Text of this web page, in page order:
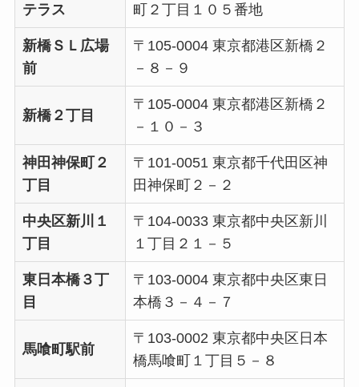
テラス
町２丁目１０５番地
新橋ＳＬ広場
前
〒105-0004 東京都港区新橋２
－８－９
新橋２丁目
〒105-0004 東京都港区新橋２
－１０－３
神田神保町２
丁目
〒101-0051 東京都千代田区神
田神保町２－２
中央区新川１
丁目
〒104-0033 東京都中央区新川
１丁目２１－５
東日本橋３丁
目
〒103-0004 東京都中央区東日
本橋３－４－７
馬喰町駅前
〒103-0002 東京都中央区日本
橋馬喰町１丁目５－８